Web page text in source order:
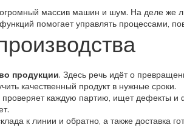
огромный массив машин и шум. На деле же
помогает управлять процессами,
продукции. Здесь речь идёт о
качественный продукт в нужные сроки.
каждую партию, ищет дефекты и
к линии и обратно, а также доставка